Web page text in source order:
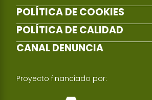
POLÍTICA DE COOKIES
POLÍTICA DE CALIDAD
CANAL DENUNCIA
Proyecto financiado por: